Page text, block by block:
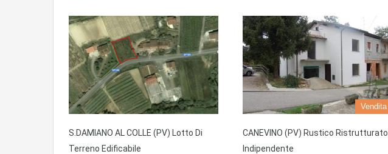
S.DAMIANO AL COLLE (PV) Lotto Di
Terreno Edificabile
Vendita
CANEVINO (PV) Rustico Ristrutturato
Indipendente